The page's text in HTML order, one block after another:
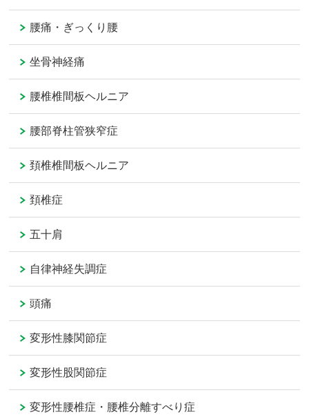
腰痛・ぎっくり腰
坐骨神経痛
腰椎椎間板ヘルニア
腰部脊柱管狭窄症
頚椎椎間板ヘルニア
頚椎症
五十肩
自律神経失調症
頭痛
変形性膝関節症
変形性股関節症
変形性腰椎症・腰椎分離すべり症